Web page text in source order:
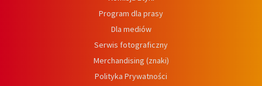
Program dla prasy
Dla mediów
Serwis fotograficzny
Merchandising (znaki)
Polityka Prywatności